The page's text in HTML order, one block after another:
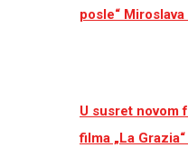
posle“
U susret novom
filma „La